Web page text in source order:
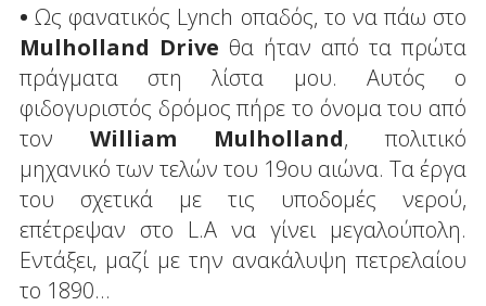
•Ως φανατικός Lynch οπαδός, το να πάω στο
Mulholland Drive θα ήταν από τα πρώτα
πράγματα στη λίστα μου. Αυτός ο
φιδογυριστός δρόμος πήρε το όνομα του από
τον William Mulholland, πολιτικό
μηχανικό των τελών του 19ου αιώνα. Τα έργα
του σχετικά με τις υποδομές νερού,
επέτρεψαν στο L.A να γίνει μεγαλούπολη.
Εντάξει, μαζί με την ανακάλυψη πετρελαίου
το 1890…